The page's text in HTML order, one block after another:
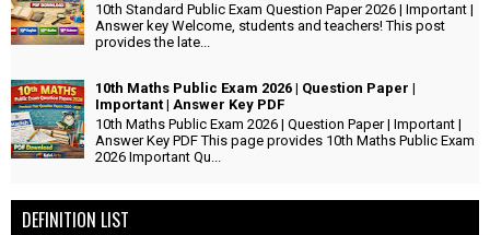
10th Standard Public Exam Question Paper 2026 | Important |
Answer key Welcome, students and teachers! This post
provides the late...
10th Maths Public Exam 2026 | Question Paper |
Important | Answer Key PDF
10th Maths Public Exam 2026 | Question Paper | Important |
Answer Key PDF This page provides 10th Maths Public Exam
2026 Important Qu...
DEFINITION LIST